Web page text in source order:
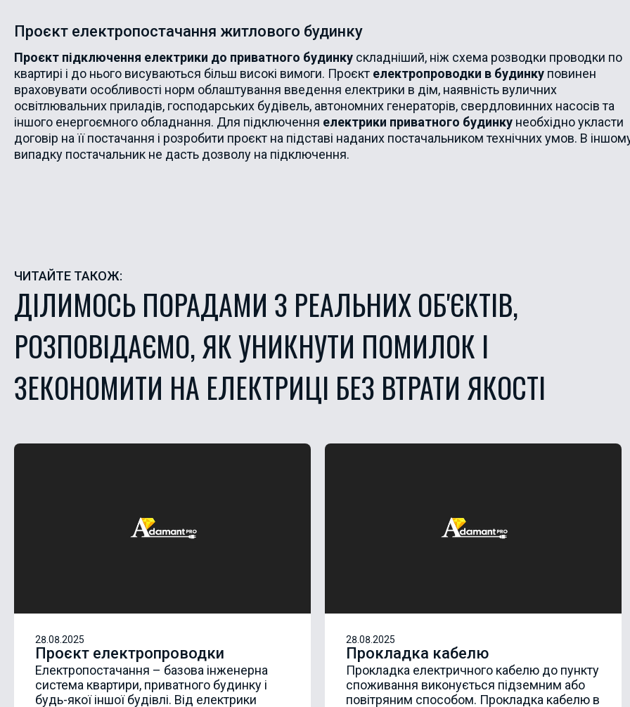
Проєкт електропостачання житлового будинку
Проєкт підключення електрики до приватного будинку складніший, ніж схема розводки проводки по
квартирі і до нього висуваються більш високі вимоги. Проєкт електропроводки в будинку повинен
враховувати особливості норм облаштування введення електрики в дім, наявність вуличних
освітлювальних приладів, господарських будівель, автономних генераторів, свердловинних насосів та
іншого енергоємного обладнання. Для підключення електрики приватного будинку необхідно укласти
договір на її постачання і розробити проєкт на підставі наданих постачальником технічних умов. В
випадку постачальник не дасть дозволу на підключення.
ЧИТАЙТЕ ТАКОЖ:
ДІЛИМОСЬ ПОРАДАМИ З РЕАЛЬНИХ ОБ'ЄКТІВ,
РОЗПОВІДАЄМО, ЯК УНИКНУТИ ПОМИЛОК І
ЗЕКОНОМИТИ НА ЕЛЕКТРИЦІ БЕЗ ВТРАТИ ЯКОСТІ
28.08.2025
Проєкт електропроводки
Електропостачання – базова інженерна
система квартири, приватного будинку і
будь-якої іншої будівлі. Від електрики
28.08.2025
Прокладка кабелю
Прокладка електричного кабелю до пункту
споживання виконується підземним або
повітряним способом. Прокладка кабелю в